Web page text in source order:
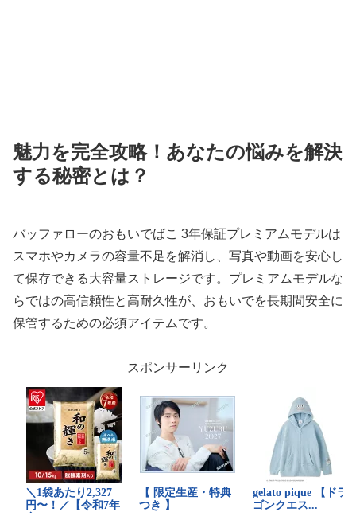
魅力を完全攻略！あなたの悩みを解決
する秘密とは？
バッファローのおもいでばこ 3年保証プレミアムモデルは
スマホやカメラの容量不足を解消し、写真や動画を安心し
て保存できる大容量ストレージです。プレミアムモデルな
らではの高信頼性と高耐久性が、おもいでを長期間安全に
保管するための必須アイテムです。
スポンサーリンク